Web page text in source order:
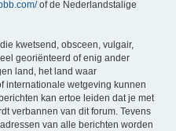
of de Nederlandstalige
kwetsend, obsceen, vulgair,
georiënteerd of enig ander
land, het land waar
internationale wetgeving kunnen
kan ertoe leiden dat je met
verbannen van dit forum. Tevens
van alle berichten worden